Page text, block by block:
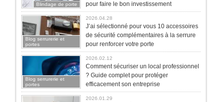
Blindage de porte
pour faire le bon investissement
Blog serrurerie et
portes
2026.04.28
J’ai sélectionné pour vous 10 accessoires
de sécurité complémentaires à la serrure
pour renforcer votre porte
Blog serrurerie et
portes
2026.02.12
Comment sécuriser un local professionnel
? Guide complet pour protéger
efficacement son entreprise
2026.01.29